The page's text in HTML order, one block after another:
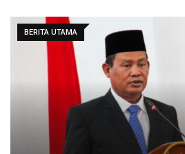
BERITA UTAMA